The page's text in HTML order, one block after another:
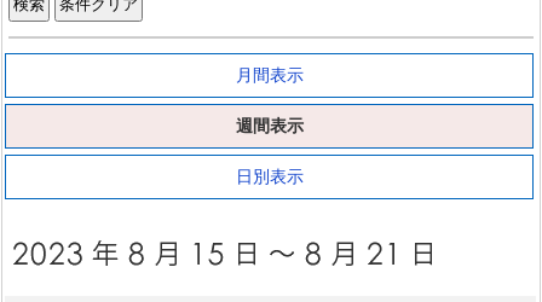
月間表示
週間表示
日別表示